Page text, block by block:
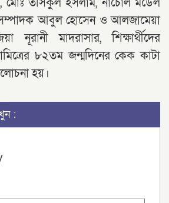
সম্পাদক আবুল হোসেন ও আলজামেয়া
নূরানী মাদরাসার, শিক্ষার্থীদের
৮২তম জন্মদিনের কেক কাটা
হয়।
: